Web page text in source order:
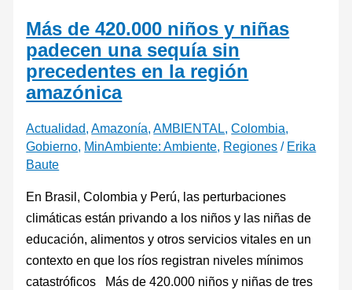
Más de 420.000 niños y niñas
padecen una sequía sin
precedentes en la región
amazónica
Actualidad,Amazonía,AMBIENTAL,Colombia,
Gobierno, MinAmbiente: Ambiente, Regiones / Erika
Baute
En Brasil, Colombia y Perú, las perturbaciones
climáticas están privando a los niños y las niñas de
educación, alimentos y otros servicios vitales en un
contexto en que los ríos registran niveles mínimos
catastróficos Más de 420.000 niños y niñas de tres